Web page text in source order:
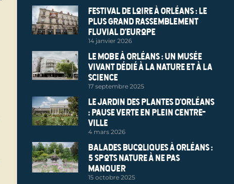
Festival de Loire à Orléans : le
plus grand rassemblement
fluvial d’Europe
14 janvier 2026
Le MOBE à Orléans : un musée
vivant dédié à la nature et à la
science
17 septembre 2025
Le Jardin des Plantes d’Orléans
: pause verte en plein centre-
ville
4 mars 2026
Balades bucoliques à Orléans :
5 spots nature à ne pas
manquer
15 octobre 2025